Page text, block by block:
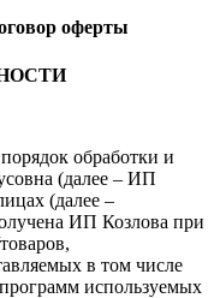
оферты
обработки и
(далее – ИП
(далее –
ИП Козлова при
в том числе
используемых